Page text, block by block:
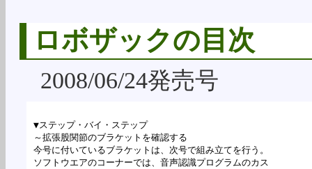
ロボザックの目次
2008/06/24発売号
▼ステップ・バイ・ステップ
～拡張股関節のブラケットを確認する
今号に付いているブラケットは、次号で組み立てを行う。
ソフトウエアのコーナーでは、音声認識プログラムのカス